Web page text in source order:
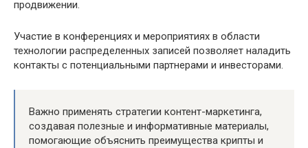
продвижении.
Участие в конференциях и мероприятиях в области
технологии распределенных записей позволяет наладить
контакты с потенциальными партнерами и инвесторами.
Важно применять стратегии контент-маркетинга,
создавая полезные и информативные материалы,
помогающие объяснить преимущества крипты и